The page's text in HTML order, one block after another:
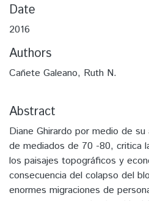
Date
2016
Authors
Cañete Galeano, Ruth N.
Abstract
Diane Ghirardo por medio de
de mediados de 70 -80, critica
los paisajes topográficos y
consecuencia del colapso del
enormes migraciones de